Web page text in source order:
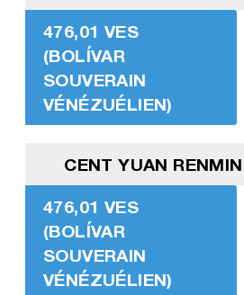
476,01 VES
(BOLÍVAR
SOUVERAIN
VÉNÉZUÉLIEN)
CENT YUAN
476,01 VES
(BOLÍVAR
SOUVERAIN
VÉNÉZUÉLIEN)